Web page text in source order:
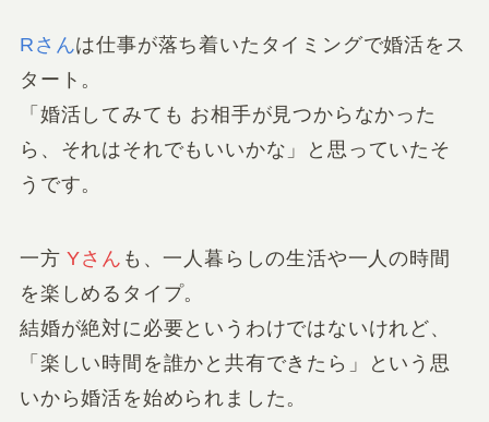
Rさんは仕事が落ち着いたタイミングで婚活をス
タート。
「婚活してみても お相手が見つからなかった
ら、それはそれでもいいかな」と思っていたそ
うです。
一方Yさん も、一人暮らしの生活や一人の時間
を楽しめるタイプ。
結婚が絶対に必要というわけではないけれど、
「楽しい時間を誰かと共有できたら」という思
いから婚活を始められました。